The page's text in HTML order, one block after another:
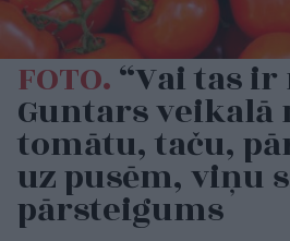
FOTO.“Vai tas
Guntars veikalā
tomātu, taču,
uz pusēm, viņu
pārsteigums